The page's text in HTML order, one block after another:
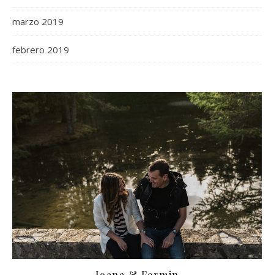
marzo 2019
febrero 2019